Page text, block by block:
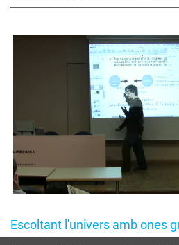
Escoltant l'univers amb ones